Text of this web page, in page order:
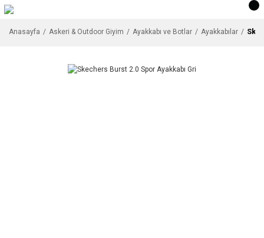
Anasayfa Askeri & Outdoor Giyim Ayakkabı ve Botlar Ayakkabılar